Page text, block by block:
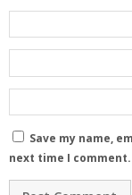
Save my name,
next time I comment.